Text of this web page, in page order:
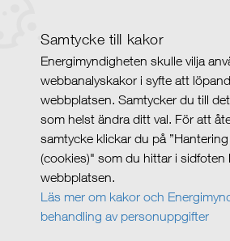
Samtycke till kakor
Energimyndigheten skulle vilja
webbanalyskakor i syfte att
webbplatsen. Samtycker du till
som helst ändra ditt val. För att
samtycke klickar du på
(cookies)" som du hittar i sidfoten
webbplatsen.
Läs mer om kakor och
behandling av personuppgifter